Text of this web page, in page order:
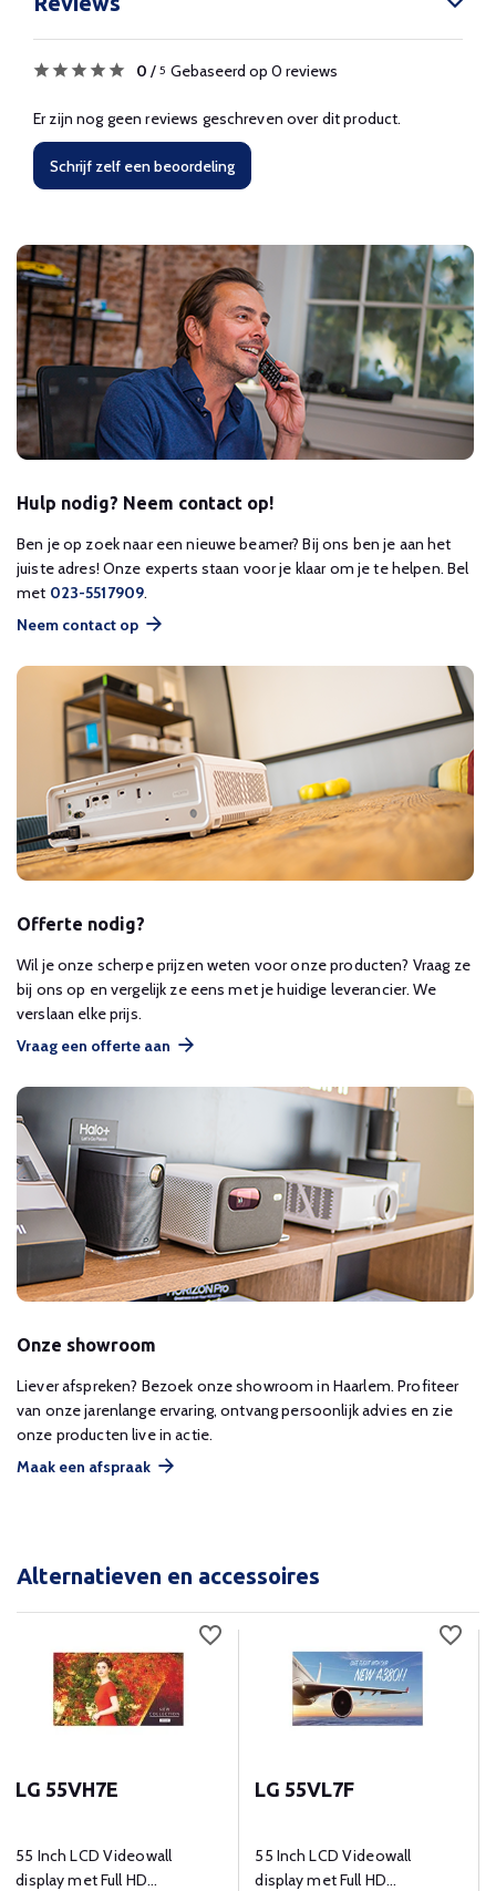
0 / 5 Gebaseerd op 0 reviews
Er zijn nog geen reviews geschreven over dit product.
Schrijf zelf een beoordeling
Hulp nodig? Neem contact op!
Ben je op zoek naar een nieuwe beamer? Bij ons ben je aan het
juiste adres! Onze experts staan voor je klaar om je te helpen. Bel
met 023-5517909.
Neem contact op
Offerte nodig?
Wil je onze scherpe prijzen weten voor onze producten? Vraag ze
bij ons op en vergelijk ze eens met je huidige leverancier. We
verslaan elke prijs.
Vraag een offerte aan
Onze showroom
Liever afspreken? Bezoek onze showroom in Haarlem. Profiteer
van onze jarenlange ervaring, ontvang persoonlijk advies en zie
onze producten live in actie.
Maak een afspraak
Alternatieven en accessoires
LG 55VH7E
55 Inch LCD Videowall
display met Full HD
LG 55VL7F
55 Inch LCD Videowall
display met Full HD